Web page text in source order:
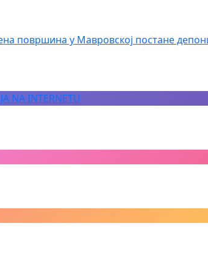
површина у Мавровској постане
NA INTERNETU